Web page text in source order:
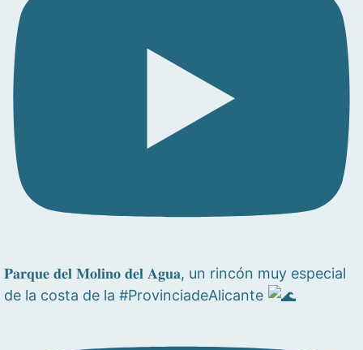
𝐏𝐚𝐫𝐪𝐮𝐞 𝐝𝐞𝐥 𝐌𝐨𝐥𝐢𝐧𝐨 𝐝𝐞𝐥 𝐀𝐠𝐮𝐚, un rincón muy especial
de la costa de la #ProvinciadeAlicante